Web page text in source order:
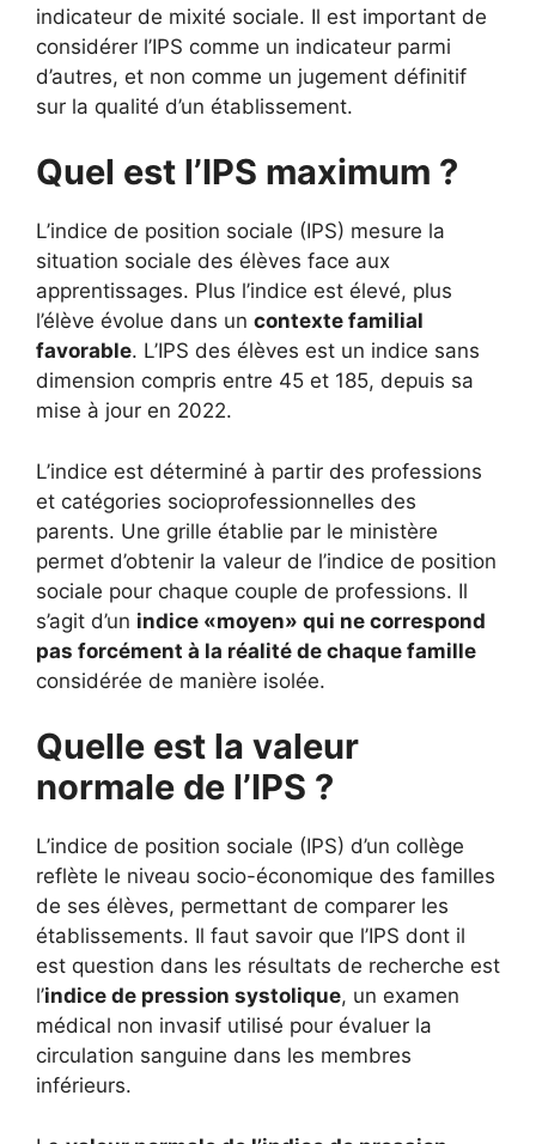
indicateur de mixité sociale. Il est important de
considérer l’IPS comme un indicateur parmi
d’autres, et non comme un jugement définitif
sur la qualité d’un établissement.
Quel est l’IPS maximum ?
L’indice de position sociale (IPS) mesure la
situation sociale des élèves face aux
apprentissages. Plus l’indice est élevé, plus
l’élève évolue dans un contexte familial
favorable. L’IPS des élèves est un indice sans
dimension compris entre 45 et 185, depuis sa
mise à jour en 2022.
L’indice est déterminé à partir des professions
et catégories socioprofessionnelles des
parents. Une grille établie par le ministère
permet d’obtenir la valeur de l’indice de position
sociale pour chaque couple de professions. Il
s’agit d’un indice «moyen» qui ne correspond
pas forcément à la réalité de chaque famille
considérée de manière isolée.
Quelle est la valeur
normale de l’IPS ?
L’indice de position sociale (IPS) d’un collège
reflète le niveau socio-économique des familles
de ses élèves, permettant de comparer les
établissements. Il faut savoir que l’IPS dont il
est question dans les résultats de recherche est
l’indice de pression systolique, un examen
médical non invasif utilisé pour évaluer la
circulation sanguine dans les membres
inférieurs.